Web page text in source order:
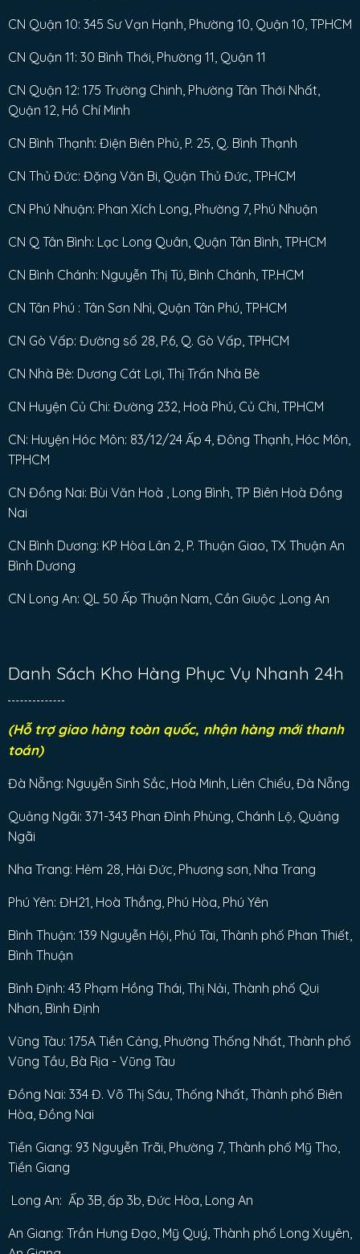
CN Quận 10: 345 Sư Vạn Hạnh, Phường 10, Quận 10, TPHCM
CN Quận 11: 30 Bình Thới, Phường 11, Quận 11
CN Quận 12: 175 Trường Chinh, Phường Tân Thới Nhất,
Quận 12, Hồ Chí Minh
CN Bình Thạnh: Điện Biên Phủ, P. 25, Q. Bình Thạnh
CN Thủ Đức: Đặng Văn Bi, Quận Thủ Đức, TPHCM
CN Phú Nhuận: Phan Xích Long, Phường 7, Phú Nhuận
CN Q Tân Bình: Lạc Long Quân, Quận Tân Bình, TPHCM
CN Bình Chánh: Nguyễn Thị Tú, Bình Chánh, TP.HCM
CN Tân Phú : Tân Sơn Nhì, Quận Tân Phú, TPHCM
CN Gò Vấp: Đường số 28, P.6, Q. Gò Vấp, TPHCM
CN Nhà Bè: Dương Cát Lợi, Thị Trấn Nhà Bè
CN Huyện Củ Chi: Đường 232, Hoà Phú, Củ Chi, TPHCM
CN: Huyện Hóc Môn: 83/12/24 Ấp 4, Đông Thạnh, Hóc Môn,
TPHCM
CN Đồng Nai: Bùi Văn Hoà , Long Bình, TP Biên Hoà Đồng
Nai
CN Bình Dương: KP Hòa Lân 2, P. Thuận Giao, TX Thuận An
Bình Dương
CN Long An: QL 50 Ấp Thuận Nam, Cần Giuộc ,Long An
Danh Sách Kho Hàng Phục Vụ Nhanh 24h
(Hỗ trợ giao hàng toàn quốc, nhận hàng mới thanh
toán)
Đà Nẵng: Nguyễn Sinh Sắc, Hoà Minh, Liên Chiểu, Đà Nẵng
Quảng Ngãi: 371-343 Phan Đình Phùng, Chánh Lộ, Quảng
Ngãi
Nha Trang: Hẻm 28, Hải Đức, Phương sơn, Nha Trang
Phú Yên: ĐH21, Hoà Thắng, Phú Hòa, Phú Yên
Bình Thuận: 139 Nguyễn Hội, Phú Tài, Thành phố Phan Thiết,
Bình Thuận
Bình Định: 43 Phạm Hồng Thái, Thị Nải, Thành phố Qui
Nhơn, Bình Định
Vũng Tàu: 175A Tiền Cảng, Phường Thống Nhất, Thành phố
Vũng Tầu, Bà Rịa - Vũng Tàu
Đồng Nai: 334 Đ. Võ Thị Sáu, Thống Nhất, Thành phố Biên
Hòa, Đồng Nai
Tiền Giang: 93 Nguyễn Trãi, Phường 7, Thành phố Mỹ Tho,
Tiền Giang
Long An: Ấp 3B, ấp 3b, Đức Hòa, Long An
An Giang: Trần Hưng Đạo, Mỹ Quý, Thành phố Long Xuyên,